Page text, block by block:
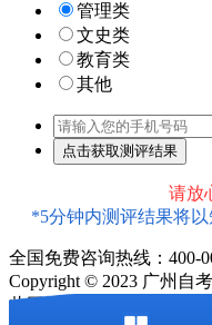
管理类
文史类
教育类
其他
请放
*5分钟内测评结果将
全国免费咨询热线：400-
Copyright © 2023 广州自考
此网站信息属于广州市天